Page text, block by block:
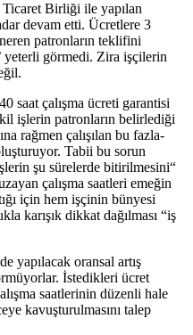
Birliği ile yapılan
devam etti. Ücretlere 3
patronların teklifini
yeterli görmedi. Zira işçilerin
saat çalışma ücreti garantisi
işlerin patronların belirlediği
rağmen çalışılan bu fazla-
Tabii bu sorun
şu sürelerde bitirilmesini“
çalışma saatleri emeğin
için hem işçinin bünyesi
karışık dikkat dağılması “iş
yapılacak oransal artış
İstedikleri ücret
saatlerinin düzenli hale
kavuşturulmasını talep